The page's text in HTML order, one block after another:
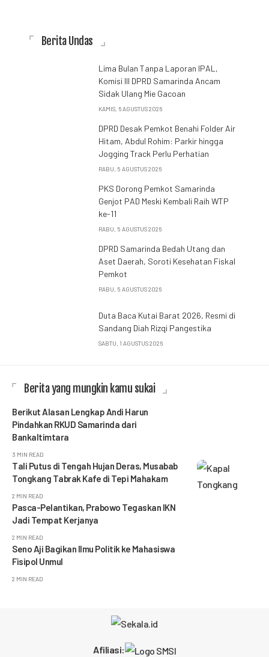
Berita Undas
Lima Bulan Tanpa Laporan IPAL,
Komisi III DPRD Samarinda Ancam
Sidak Ulang Mie Gacoan
KAMIS, 6 AGUSTUS 2026
DPRD Desak Pemkot Benahi Folder Air
Hitam, Abdul Rohim: Parkir hingga
Jogging Track Perlu Perhatian
RABU, 5 AGUSTUS 2026
PKS Dorong Pemkot Samarinda
Genjot PAD Meski Kembali Raih WTP
ke-11
RABU, 5 AGUSTUS 2026
DPRD Samarinda Bedah Utang dan
Aset Daerah, Soroti Kesehatan Fiskal
Pemkot
RABU, 5 AGUSTUS 2026
Duta Baca Kutai Barat 2026, Resmi di
Sandang Diah Rizqi Pangestika
SABTU, 1 AGUSTUS 2026
Berita yang mungkin kamu sukai
Berikut Alasan Lengkap Andi Harun
Pindahkan RKUD Samarinda dari
Bankaltimtara
3 MIN READ
Tali Putus di Tengah Hujan Deras, Musabab
Tongkang Tabrak Kafe di Tepi Mahakam
2 MIN READ
Pasca-Pelantikan, Prabowo Tegaskan IKN
Jadi Tempat Kerjanya
2 MIN READ
Seno Aji Bagikan Ilmu Politik ke Mahasiswa
Fisipol Unmul
2 MIN READ
Afiliasi: